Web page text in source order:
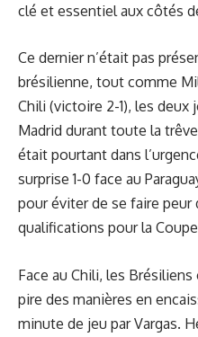
clé et essentiel aux côtés
Ce dernier n’était pas
brésilienne, tout comme
Chili (victoire 2-1), les deux
Madrid durant toute la
était pourtant dans
surprise 1-0 face au
pour éviter de se faire peur
qualifications pour la
Face au Chili, les
pire des manières en
minute de jeu par Vargas.